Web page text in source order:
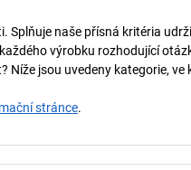
naše přísná kritéria
výrobku rozhodující
jsou uvedeny kategorie, ve
stránce.